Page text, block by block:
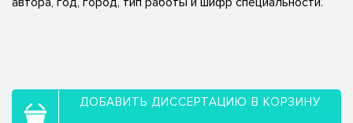
ДОБАВИТЬ ДИССЕРТАЦИЮ В КОРЗИНУ